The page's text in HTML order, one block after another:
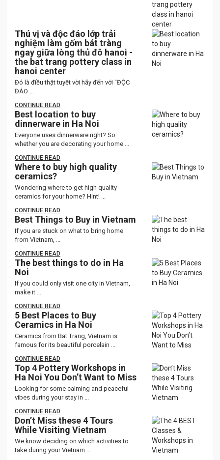
Thú vị và độc đáo lớp trải
nghiệm làm gốm bát tràng
ngay giữa lòng thủ đô hanoi -
the bat trang pottery class in
hanoi center
Đó là điều thật tuyệt vời hãy đến với "ĐỘC
ĐÁO ...
CONTINUE READ
Best location to buy
dinnerware in Ha Noi
Everyone uses dinnerware right? So
whether you are decorating your home ...
CONTINUE READ
Where to buy high quality
ceramics?
Wondering where to get high quality
ceramics for your home? Hint! ...
CONTINUE READ
Best Things to Buy in Vietnam
If you are stuck on what to bring home
from Vietnam, ...
CONTINUE READ
The best things to do in Ha
Noi
If you could only visit one city in Vietnam,
make it ...
CONTINUE READ
5 Best Places to Buy
Ceramics in Ha Noi
Ceramics from Bat Trang, Vietnam is
famous for its beautiful porcelain ...
CONTINUE READ
Top 4 Pottery Workshops in
Ha Noi You Don’t Want to Miss
Looking for some calming and peaceful
vibes during your stay in ...
CONTINUE READ
Don’t Miss these 4 Tours
While Visiting Vietnam
We know deciding on which activities to
take during your Vietnam ...